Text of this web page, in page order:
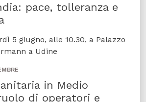
pace, tolleranza e
5 giugno, alle 10.30, a Palazzo
a Udine
in Medio
di operatori e